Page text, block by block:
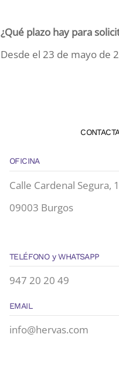
¿Qué plazo hay para
Desde el 23 de mayo de
OFICINA
Calle Cardenal Segura,
09003 Burgos
TELÉFONO y WHATSAPP
947 20 20 49
EMAIL
info@hervas.com